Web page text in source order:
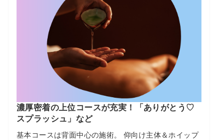
濃厚密着の上位コースが充実！「ありがとう♡
スプラッシュ」など
基本コースは背面中心の施術。 仰向け主体＆ホイップ